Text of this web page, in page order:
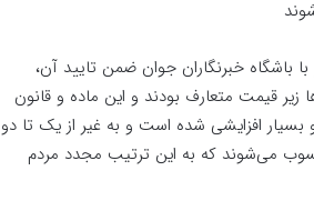
خبرنگاران جوان ضمن تایید آن،
قیمت متعارف بودند و این ماده و قانون
افزایشی شده است و به غیر از یک تا دو
می‌شوند که به این ترتیب مجدد مردم